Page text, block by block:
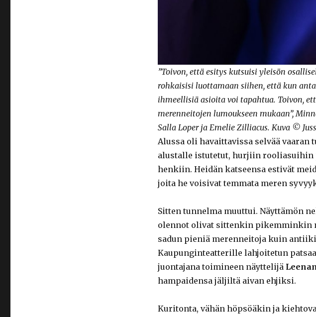
”Toivon, että esitys kutsuisi yleisön
rohkaisisi luottamaan siihen, että kun
ihmeellisiä asioita voi tapahtua. Toivon,
merenneitojen lumoukseen mukaan”,
Salla Loper ja Emelie Zilliacus. Kuva ©
Alussa oli havaittavissa selvää vaaran
alustalle istutetut, hurjiin rooliasuihin
henkiin. Heidän katseensa estivät
joita he voisivat temmata meren
Sitten tunnelma muuttui. Näyttämön
olennot olivat sittenkin pikemminkin
sadun pieniä merenneitoja kuin
Kaupunginteatterille lahjoitetun
juontajana toimineen näyttelijä
hampaidensa jäljiltä aivan ehjiksi.
Kuritonta, vähän höpsöäkin ja